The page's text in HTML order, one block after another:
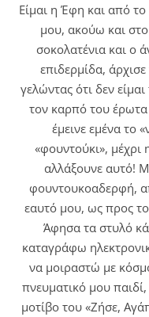
Είμαι η Έφη και από
μου, ακούω και
σοκολατένια και ο
επιδερμίδα,
γελώντας ότι δεν
τον καρπό του
έμεινε εμένα το
«φουντούκι», μέχρι
αλλάξουνε αυτό!
φουντουκοαδερφή,
εαυτό μου, ως προς
Άφησα τα στυλό
καταγράφω
να μοιραστώ με
πνευματικό μου
μοτίβο του «Ζήσε,